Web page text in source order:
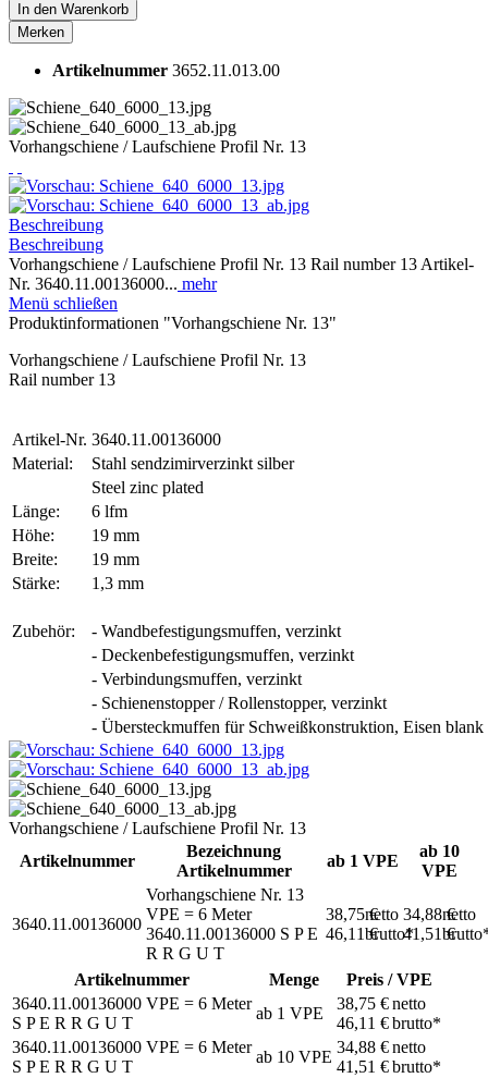
In den Warenkorb
Merken
Artikelnummer 3652.11.013.00
Vorhangschiene / Laufschiene Profil Nr. 13
Beschreibung
Beschreibung
Vorhangschiene / Laufschiene Profil Nr. 13 Rail number 13 Artikel-
Nr. 3640.11.00136000... mehr
Menü schließen
Produktinformationen "Vorhangschiene Nr. 13"
Vorhangschiene / Laufschiene Profil Nr. 13
Rail number 13
Artikel-Nr. 3640.11.00136000
Material:
Stahl sendzimirverzinkt silber
Steel zinc plated
Länge:
6 lfm
Höhe:
19 mm
Breite:
19 mm
Stärke:
1,3 mm
Zubehör:
- Wandbefestigungsmuffen, verzinkt
- Deckenbefestigungsmuffen, verzinkt
- Verbindungsmuffen, verzinkt
- Schienenstopper / Rollenstopper, verzinkt
- Übersteckmuffen für Schweißkonstruktion, Eisen blank
Vorhangschiene / Laufschiene Profil Nr. 13
Artikelnummer
Bezeichnung
Artikelnummer
ab 1 VPE
ab 10
VPE
3640.11.00136000
Vorhangschiene Nr. 13
VPE = 6 Meter
3640.11.00136000 S P E
R R G U T
38,75 €netto
46,11 €brutto*
34,88 €netto
41,51 €
Artikelnummer Menge
Preis / VPE
3640.11.00136000 VPE = 6 Meter
S P E R R G U T
ab 1 VPE
38,75 €netto
46,11 €brutto*
3640.11.00136000 VPE = 6 Meter
S P E R R G U T
ab 10 VPE
34,88 €netto
41,51 €brutto*